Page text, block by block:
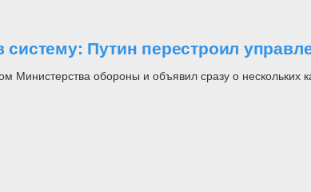
Путин перестроил
Министерства обороны и объявил сразу о